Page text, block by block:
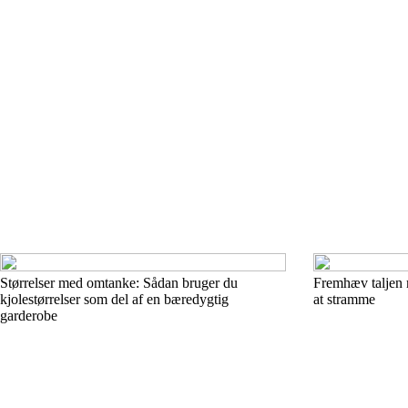
Størrelser med omtanke: Sådan bruger du
kjolestørrelser som del af en bæredygtig
garderobe
Fremhæv taljen
at stramme